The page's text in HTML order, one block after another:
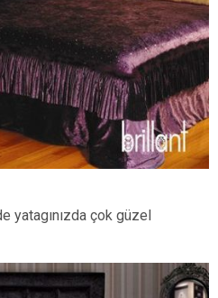
yatagınızda çok güzel